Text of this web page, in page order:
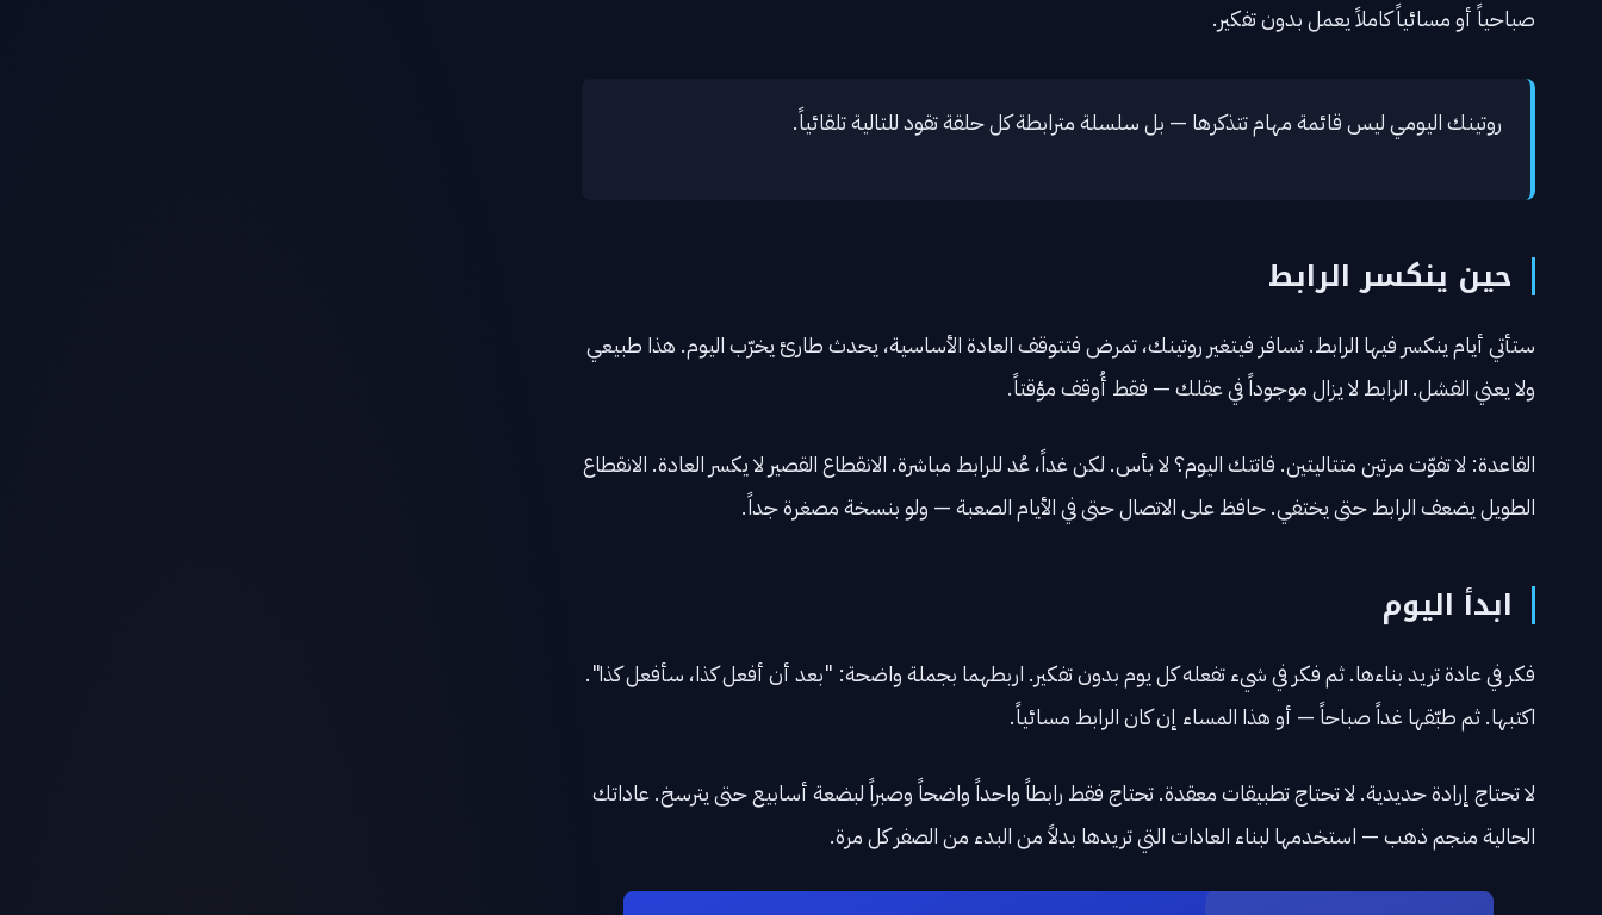
صباحياً أو مسائياً كاملاً يعمل بدون تفكير.
روتينك اليومي ليس قائمة مهام تتذكرها — بل سلسلة مترابطة كل حلقة تقود للتالية تلقائياً.
حين ينكسر الرابط
ستأتي أيام ينكسر فيها الرابط. تسافر فيتغير روتينك، تمرض فتتوقف العادة الأساسية، يحدث طارئ يخرّب اليوم. هذا طبيعي
ولا يعني الفشل. الرابط لا يزال موجوداً في عقلك — فقط أُوقف مؤقتاً.
القاعدة: لا تفوّت مرتين متتاليتين. فاتتك اليوم؟ لا بأس. لكن غداً، عُد للرابط مباشرة. الانقطاع القصير لا يكسر العادة. الانقطاع
الطويل يضعف الرابط حتى يختفي. حافظ على الاتصال حتى في الأيام الصعبة — ولو بنسخة مصغرة جداً.
ابدأ اليوم
فكر في عادة تريد بناءها. ثم فكر في شيء تفعله كل يوم بدون تفكير. اربطهما بجملة واضحة: "بعد أن أفعل كذا، سأفعل كذا".
اكتبها. ثم طبّقها غداً صباحاً — أو هذا المساء إن كان الرابط مسائياً.
لا تحتاج إرادة حديدية. لا تحتاج تطبيقات معقدة. تحتاج فقط رابطاً واحداً واضحاً وصبراً لبضعة أسابيع حتى يترسخ. عاداتك
الحالية منجم ذهب — استخدمها لبناء العادات التي تريدها بدلاً من البدء من الصفر كل مرة.